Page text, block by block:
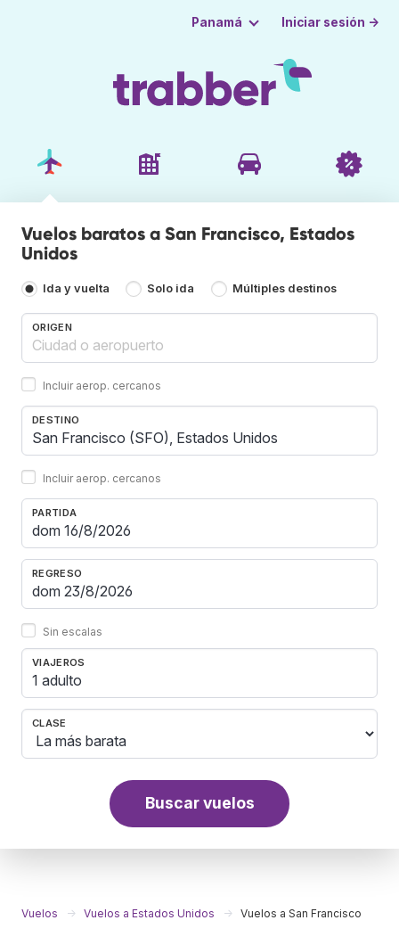
Panamá Iniciar sesión →
Vuelos baratos a San Francisco, Estados
Unidos
Ida y vuelta Solo ida Múltiples destinos
ORIGEN
Incluir aerop. cercanos
DESTINO
Incluir aerop. cercanos
PARTIDA
REGRESO
Sin escalas
VIAJEROS
1 adulto
CLASE
Buscar vuelos
Vuelos Vuelos a Estados Unidos Vuelos a San Francisco